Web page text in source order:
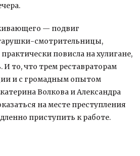
— подвиг
смотрительницы,
повисла на хулигане,
И то, что трем реставраторам
и с громадным опытом
Волкова и Александра
на месте преступления
приступить к работе.